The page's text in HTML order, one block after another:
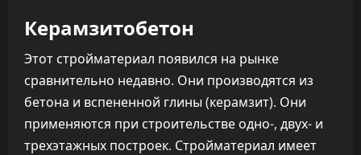
Керамзитобетон
Этот стройматериал появился на рынке
сравнительно недавно. Они производятся из
бетона и вспененной глины (керамзит). Они
применяются при строительстве одно-, двух- и
трехэтажных построек. Стройматериал имеет